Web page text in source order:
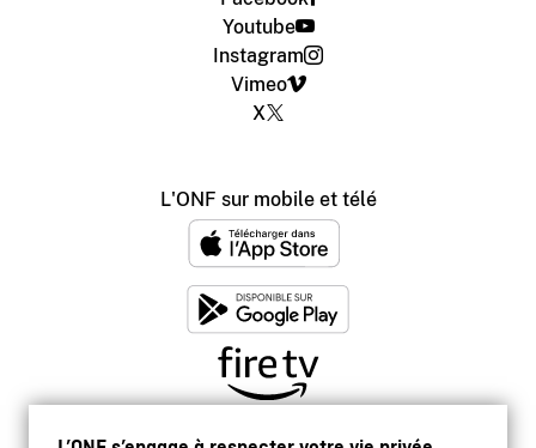
Youtube
Instagram
Vimeo
X
L'ONF sur mobile et télé